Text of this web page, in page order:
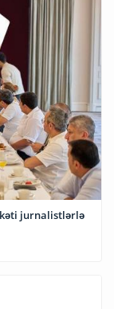
jurnalistlərlə